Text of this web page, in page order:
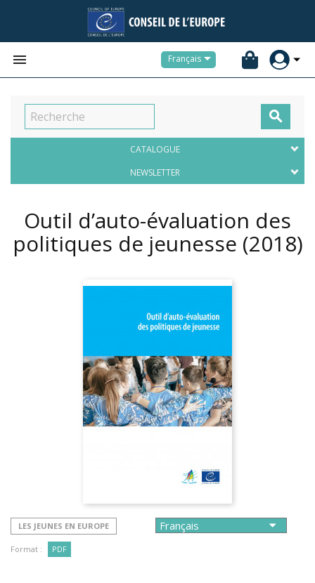
 Français

CATALOGUE
NEWSLETTER
Outil d’auto-évaluation des
politiques de jeunesse (2018)
LES JEUNES EN EUROPE
Format : PDF